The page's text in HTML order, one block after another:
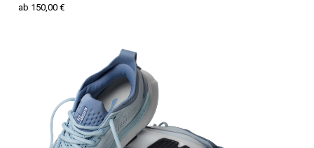
ab 150,00 €